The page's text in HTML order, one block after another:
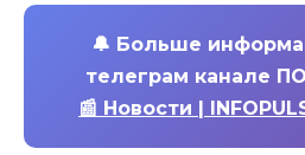
🔔 Больше
телеграм канале
📰 Новости |